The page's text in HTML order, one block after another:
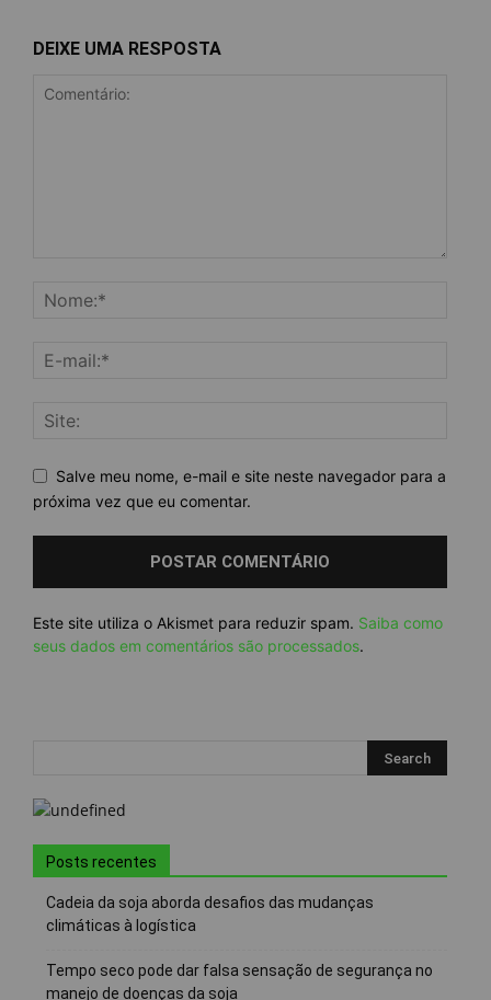
DEIXE UMA RESPOSTA
Salve meu nome, e-mail e site neste navegador para a
próxima vez que eu comentar.
Este site utiliza o Akismet para reduzir spam. Saiba como
seus dados em comentários são processados.
Posts recentes
Cadeia da soja aborda desafios das mudanças
climáticas à logística
Tempo seco pode dar falsa sensação de segurança no
manejo de doenças da soja